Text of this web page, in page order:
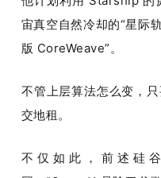
宙真空自然冷却的“星际
版 CoreWeave”。
不管上层算法怎么变，
交地租。
不仅如此，前述硅